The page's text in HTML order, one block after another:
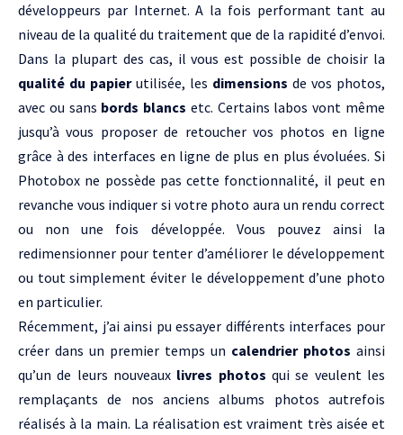
développeurs par Internet. A la fois performant tant au
niveau de la qualité du traitement que de la rapidité d’envoi.
Dans la plupart des cas, il vous est possible de choisir la
qualité du papierutilisée, les dimensions de vos photos,
avec ou sans bords blancs etc. Certains labos vont même
jusqu’à vous proposer de retoucher vos photos en ligne
grâce à des interfaces en ligne de plus en plus évoluées. Si
Photobox ne possède pas cette fonctionnalité, il peut en
revanche vous indiquer si votre photo aura un rendu correct
ou non une fois développée. Vous pouvez ainsi la
redimensionner pour tenter d’améliorer le développement
ou tout simplement éviter le développement d’une photo
en particulier.
Récemment, j’ai ainsi pu essayer différents interfaces pour
créer dans un premier temps un calendrier photos ainsi
qu’un de leurs nouveaux livres photos qui se veulent les
remplaçants de nos anciens albums photos autrefois
réalisés à la main. La réalisation est vraiment très aisée et